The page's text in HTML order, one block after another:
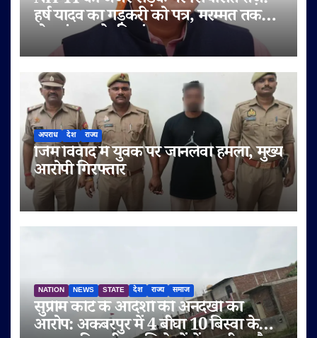
हर्ष यादव का गड़करी को पत्र, मरम्मत तक
टोल बंद करने की मांग
अपराध देश राज्य
जिम विवाद में युवक पर जानलेवा हमला, मुख्य
आरोपी गिरफ्तार
NATION NEWS STATE देश राज्य समाज
सुप्रीम कोर्ट के आदेशों की अनदेखी का
आरोप: अकबरपुर में 4 बीघा 10 बिस्वा के